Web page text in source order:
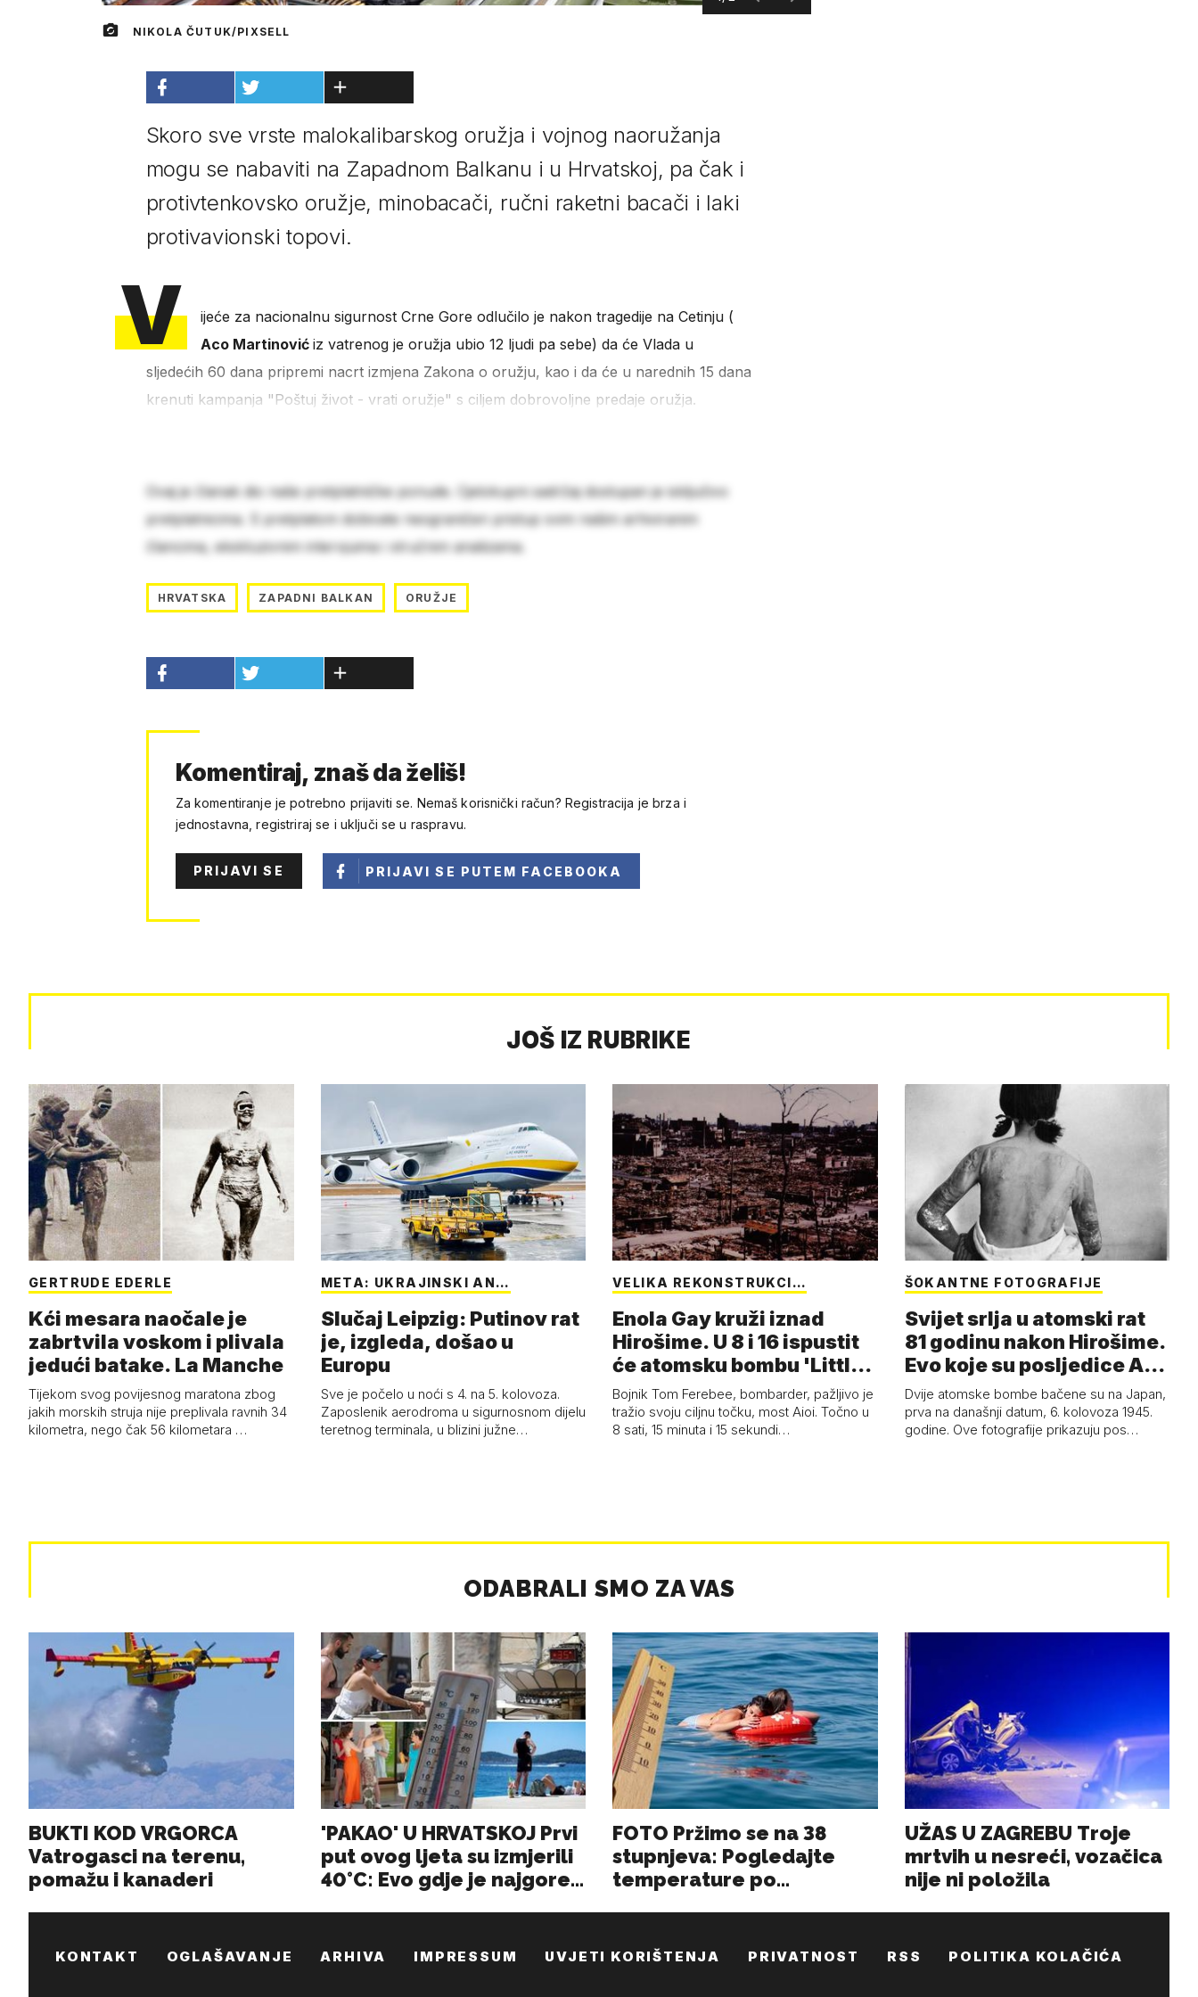
NIKOLA ČUTUK/PIXSELL
Skoro sve vrste malokalibarskog oružja i vojnog naoružanja
mogu se nabaviti na Zapadnom Balkanu i u Hrvatskoj, pa čak i
protivtenkovsko oružje, minobacači, ručni raketni bacači i laki
protivavionski topovi.
V
ijeće za nacionalnu sigurnost Crne Gore odlučilo je nakon tragedije na Cetinju (
Aco Martinović iz vatrenog je oružja ubio 12 ljudi pa sebe) da će Vlada u
sljedećih 60 dana pripremi nacrt izmjena Zakona o oružju, kao i da će u narednih 15 dana
krenuti kampanja "Poštuj život - vrati oružje" s ciljem dobrovoljne predaje oružja.
Ovaj je članak dio naše pretplatničke ponude. Cjelokupni sadržaj dostupan je isključivo
pretplatnicima. S pretplatom dobivate neograničen pristup svim našim arhiviranim
člancima, ekskluzivnim intervjuima i stručnim analizama.
HRVATSKA ZAPADNI BALKAN ORUŽJE
Komentiraj, znaš da želiš!
Za komentiranje je potrebno prijaviti se. Nemaš korisnički račun? Registracija je brza i
jednostavna, registriraj se i uključi se u raspravu.
PRIJAVI SE PRIJAVI SE PUTEM FACEBOOKA
JOŠ IZ RUBRIKE
GERTRUDE EDERLE
Kći mesara naočale je
zabrtvila voskom i plivala
jedući batake. La Manche
Tijekom svog povijesnog maratona zbog
jakih morskih struja nije preplivala ravnih 34
kilometra, nego čak 56 kilometara …
META: UKRAJINSKI AN…
Slučaj Leipzig: Putinov rat
je, izgleda, došao u
Europu
Sve je počelo u noći s 4. na 5. kolovoza.
Zaposlenik aerodroma u sigurnosnom dijelu
teretnog terminala, u blizini južne…
VELIKA REKONSTRUKCI…
Enola Gay kruži iznad
Hirošime. U 8 i 16 ispustit
će atomsku bombu 'Little
Boy'
Bojnik Tom Ferebee, bombarder, pažljivo je
tražio svoju ciljnu točku, most Aioi. Točno u
8 sati, 15 minuta i 15 sekundi…
ŠOKANTNE FOTOGRAFIJE
Svijet srlja u atomski rat
81 godinu nakon Hirošime.
Evo koje su posljedice A-
b…
Dvije atomske bombe bačene su na Japan,
prva na današnji datum, 6. kolovoza 1945.
godine. Ove fotografije prikazuju pos…
KONTAKT OGLAŠAVANJE ARHIVA IMPRESSUM UVJETI KORIŠTENJA PRIVATNOST RSS POLITIKA KOLAČIĆA